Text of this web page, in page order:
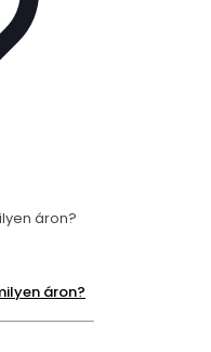
áron?
áron?